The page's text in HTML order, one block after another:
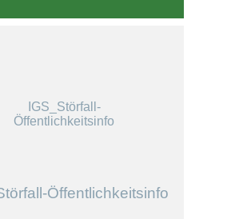
IGS_Störfall-
Öffentlichkeitsinfo
Öffentlichkeitsinfo